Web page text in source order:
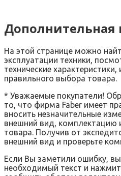
На этой странице можно
эксплуатации техники,
технические
правильного выбора товара.
* Уважаемые покупатели!
то, что фирма Faber имеет
вносить незначительные
внешний вид, комплектацию
товара. Получив от
внешний вид и проверьте
Если Вы заметили ошибку,
необходимый текст и